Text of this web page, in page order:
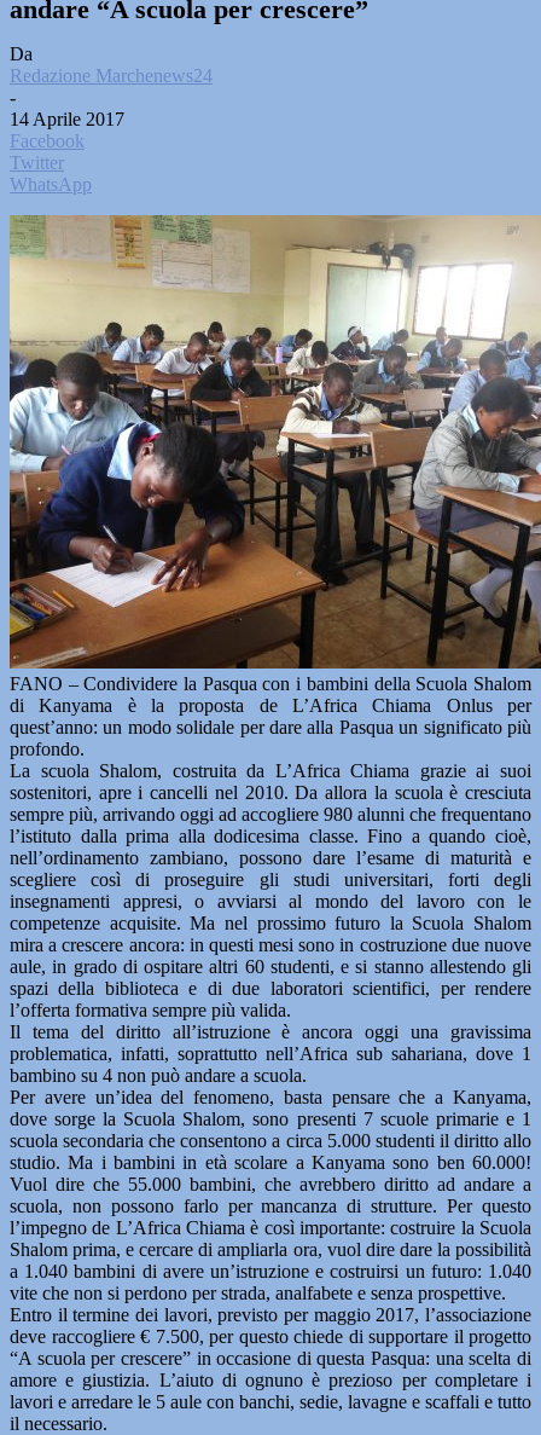
andare “A scuola per crescere”
Da
Redazione Marchenews24
-
14 Aprile 2017
Facebook
Twitter
WhatsApp
FANO – Condividere la Pasqua con i bambini della Scuola Shalom
di Kanyama è la proposta de L’Africa Chiama Onlus per
quest’anno: un modo solidale per dare alla Pasqua un significato più
profondo.
La scuola Shalom, costruita da L’Africa Chiama grazie ai suoi
sostenitori, apre i cancelli nel 2010. Da allora la scuola è cresciuta
sempre più, arrivando oggi ad accogliere 980 alunni che frequentano
l’istituto dalla prima alla dodicesima classe. Fino a quando cioè,
nell’ordinamento zambiano, possono dare l’esame di maturità e
scegliere così di proseguire gli studi universitari, forti degli
insegnamenti appresi, o avviarsi al mondo del lavoro con le
competenze acquisite. Ma nel prossimo futuro la Scuola Shalom
mira a crescere ancora: in questi mesi sono in costruzione due nuove
aule, in grado di ospitare altri 60 studenti, e si stanno allestendo gli
spazi della biblioteca e di due laboratori scientifici, per rendere
l’offerta formativa sempre più valida.
Il tema del diritto all’istruzione è ancora oggi una gravissima
problematica, infatti, soprattutto nell’Africa sub sahariana, dove 1
bambino su 4 non può andare a scuola.
Per avere un’idea del fenomeno, basta pensare che a Kanyama,
dove sorge la Scuola Shalom, sono presenti 7 scuole primarie e 1
scuola secondaria che consentono a circa 5.000 studenti il diritto allo
studio. Ma i bambini in età scolare a Kanyama sono ben 60.000!
Vuol dire che 55.000 bambini, che avrebbero diritto ad andare a
scuola, non possono farlo per mancanza di strutture. Per questo
l’impegno de L’Africa Chiama è così importante: costruire la Scuola
Shalom prima, e cercare di ampliarla ora, vuol dire dare la possibilità
a 1.040 bambini di avere un’istruzione e costruirsi un futuro: 1.040
vite che non si perdono per strada, analfabete e senza prospettive.
Entro il termine dei lavori, previsto per maggio 2017, l’associazione
deve raccogliere € 7.500, per questo chiede di supportare il progetto
“A scuola per crescere” in occasione di questa Pasqua: una scelta di
amore e giustizia. L’aiuto di ognuno è prezioso per completare i
lavori e arredare le 5 aule con banchi, sedie, lavagne e scaffali e tutto
il necessario.